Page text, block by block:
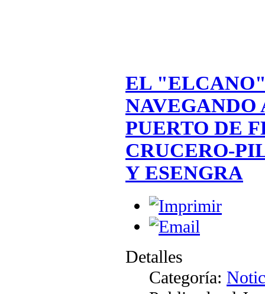
EL
NAVEGANDO
PUERTO DE
CRUCERO-
Y ESENGRA
Detalles
Categoría: